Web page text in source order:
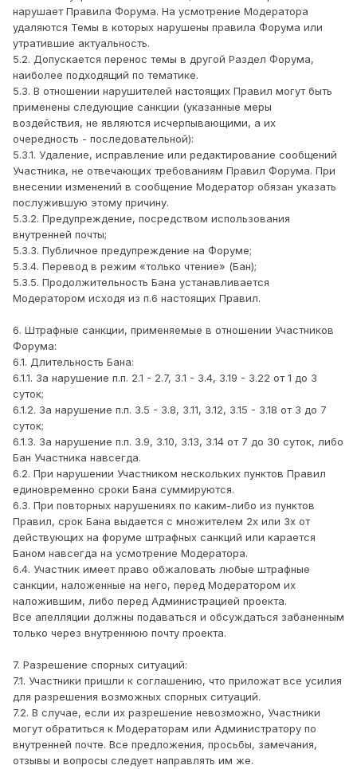
нарушает Правила Форума. На усмотрение Модератора
удаляются Темы в которых нарушены правила Форума или
утратившие актуальность.
5.2. Допускается перенос темы в другой Раздел Форума,
наиболее подходящий по тематике.
5.3. В отношении нарушителей настоящих Правил могут быть
применены следующие санкции (указанные меры
воздействия, не являются исчерпывающими, а их
очередность - последовательной):
5.3.1. Удаление, исправление или редактирование сообщений
Участника, не отвечающих требованиям Правил Форума. При
внесении изменений в сообщение Модератор обязан указать
послужившую этому причину.
5.3.2. Предупреждение, посредством использования
внутренней почты;
5.3.3. Публичное предупреждение на Форуме;
5.3.4. Перевод в режим «только чтение» (Бан);
5.3.5. Продолжительность Бана устанавливается
Модератором исходя из п.6 настоящих Правил.
6. Штрафные санкции, применяемые в отношении Участников
Форума:
6.1. Длительность Бана:
6.1.1. За нарушение п.п. 2.1 - 2.7, 3.1 - 3.4, 3.19 - 3.22 от 1 до 3
суток;
6.1.2. За нарушение п.п. 3.5 - 3.8, 3.11, 3.12, 3.15 - 3.18 от 3 до 7
суток;
6.1.3. За нарушение п.п. 3.9, 3.10, 3.13, 3.14 от 7 до 30 суток, либо
Бан Участника навсегда.
6.2. При нарушении Участником нескольких пунктов Правил
единовременно сроки Бана суммируются.
6.3. При повторных нарушениях по каким-либо из пунктов
Правил, срок Бана выдается с множителем 2х или 3х от
действующих на форуме штрафных санкций или карается
Баном навсегда на усмотрение Модератора.
6.4. Участник имеет право обжаловать любые штрафные
санкции, наложенные на него, перед Модератором их
наложившим, либо перед Администрацией проекта.
Все апелляции должны подаваться и обсуждаться забаненным
только через внутреннюю почту проекта.
7. Разрешение спорных ситуаций:
7.1. Участники пришли к соглашению, что приложат все усилия
для разрешения возможных спорных ситуаций.
7.2. В случае, если их разрешение невозможно, Участники
могут обратиться к Модераторам или Администратору по
внутренней почте. Все предложения, просьбы, замечания,
отзывы и вопросы следует направлять им же.